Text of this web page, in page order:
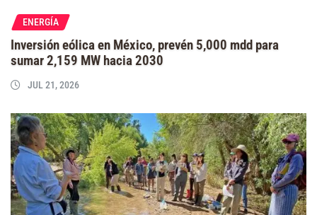
ENERGÍA
Inversión eólica en México, prevén 5,000 mdd para
sumar 2,159 MW hacia 2030
JUL 21, 2026